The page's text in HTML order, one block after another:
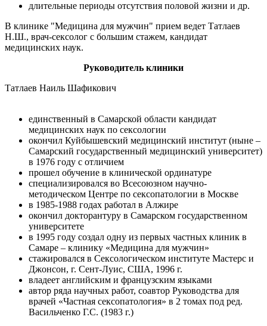
длительные периоды отсутствия половой жизни и др.
В клинике "Медицина для мужчин" прием ведет Татлаев
Н.Ш., врач-сексолог с большим стажем, кандидат
медицинских наук.
Руководитель клиники
Татлаев Наиль Шафикович
единственный в Самарской области кандидат
медицинских наук по сексологии
окончил Куйбышевский медицинский институт (ныне –
Самарский государственный медицинский университет)
в 1976 году с отличием
прошел обучение в клинической ординатуре
специализировался во Всесоюзном научно-
методическом Центре по сексопатологии в Москве
в 1985-1988 годах работал в Алжире
окончил докторантуру в Самарском государственном
университете
в 1995 году создал одну из первых частных клиник в
Самаре – клинику «Медицина для мужчин»
стажировался в Сексологическом институте Мастерс и
Джонсон, г. Сент-Луис, США, 1996 г.
владеет английским и французским языками
автор ряда научных работ, соавтор Руководства для
врачей «Частная сексопатология» в 2 томах под ред.
Васильченко Г.С. (1983 г.)